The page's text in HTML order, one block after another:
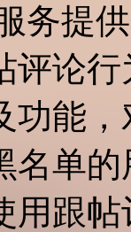
务提
评论
功能
名单
用跟